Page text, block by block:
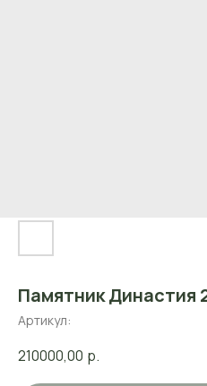
Памятник Династия
Артикул:
210000,00 р.